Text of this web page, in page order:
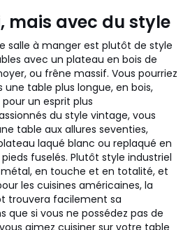
mais avec du style
salle à manger est plutôt de style
avec un plateau en bois de
ou frêne massif. Vous pourriez
une table plus longue, en bois,
un esprit plus
du style vintage, vous
table aux allures seventies,
laqué blanc ou replaqué en
fuselés. Plutôt style industriel
en touche et en totalité, et
les cuisines américaines, la
trouvera facilement sa
que si vous ne possédez pas de
aimez cuisiner sur votre table